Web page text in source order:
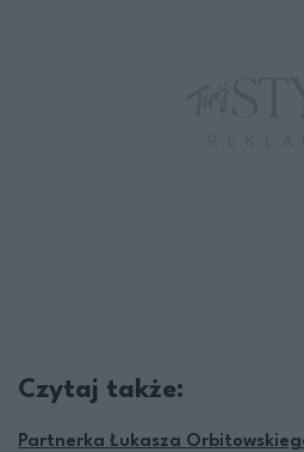
Czytaj także:
Partnerka Łukasza